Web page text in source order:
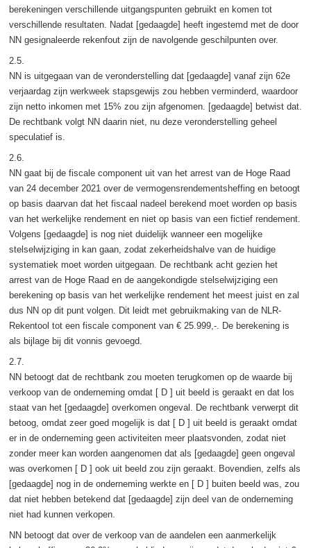
berekeningen verschillende uitgangspunten gebruikt en komen tot
verschillende resultaten. Nadat [gedaagde] heeft ingestemd met de door
NN gesignaleerde rekenfout zijn de navolgende geschilpunten over.
2.5.
NN is uitgegaan van de veronderstelling dat [gedaagde] vanaf zijn 62e
verjaardag zijn werkweek stapsgewijs zou hebben verminderd, waardoor
zijn netto inkomen met 15% zou zijn afgenomen. [gedaagde] betwist dat.
De rechtbank volgt NN daarin niet, nu deze veronderstelling geheel
speculatief is.
2.6.
NN gaat bij de fiscale component uit van het arrest van de Hoge Raad
van 24 december 2021 over de vermogensrendementsheffing en betoogt
op basis daarvan dat het fiscaal nadeel berekend moet worden op basis
van het werkelijke rendement en niet op basis van een fictief rendement.
Volgens [gedaagde] is nog niet duidelijk wanneer een mogelijke
stelselwijziging in kan gaan, zodat zekerheidshalve van de huidige
systematiek moet worden uitgegaan. De rechtbank acht gezien het
arrest van de Hoge Raad en de aangekondigde stelselwijziging een
berekening op basis van het werkelijke rendement het meest juist en zal
dus NN op dit punt volgen. Dit leidt met gebruikmaking van de NLR-
Rekentool tot een fiscale component van € 25.999,-. De berekening is
als bijlage bij dit vonnis gevoegd.
2.7.
NN betoogt dat de rechtbank zou moeten terugkomen op de waarde bij
verkoop van de onderneming omdat [ D ] uit beeld is geraakt en dat los
staat van het [gedaagde] overkomen ongeval. De rechtbank verwerpt dit
betoog, omdat zeer goed mogelijk is dat [ D ] uit beeld is geraakt omdat
er in de onderneming geen activiteiten meer plaatsvonden, zodat niet
zonder meer kan worden aangenomen dat als [gedaagde] geen ongeval
was overkomen [ D ] ook uit beeld zou zijn geraakt. Bovendien, zelfs als
[gedaagde] nog in de onderneming werkte en [ D ] buiten beeld was, zou
dat niet hebben betekend dat [gedaagde] zijn deel van de onderneming
niet had kunnen verkopen.
NN betoogt dat over de verkoop van de aandelen een aanmerkelijk